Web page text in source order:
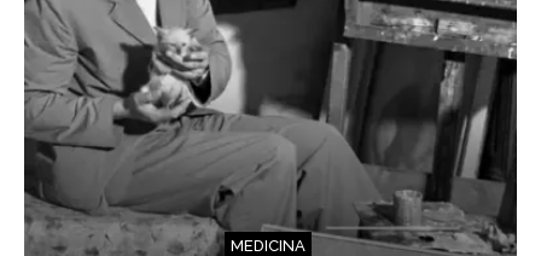
MEDICINA